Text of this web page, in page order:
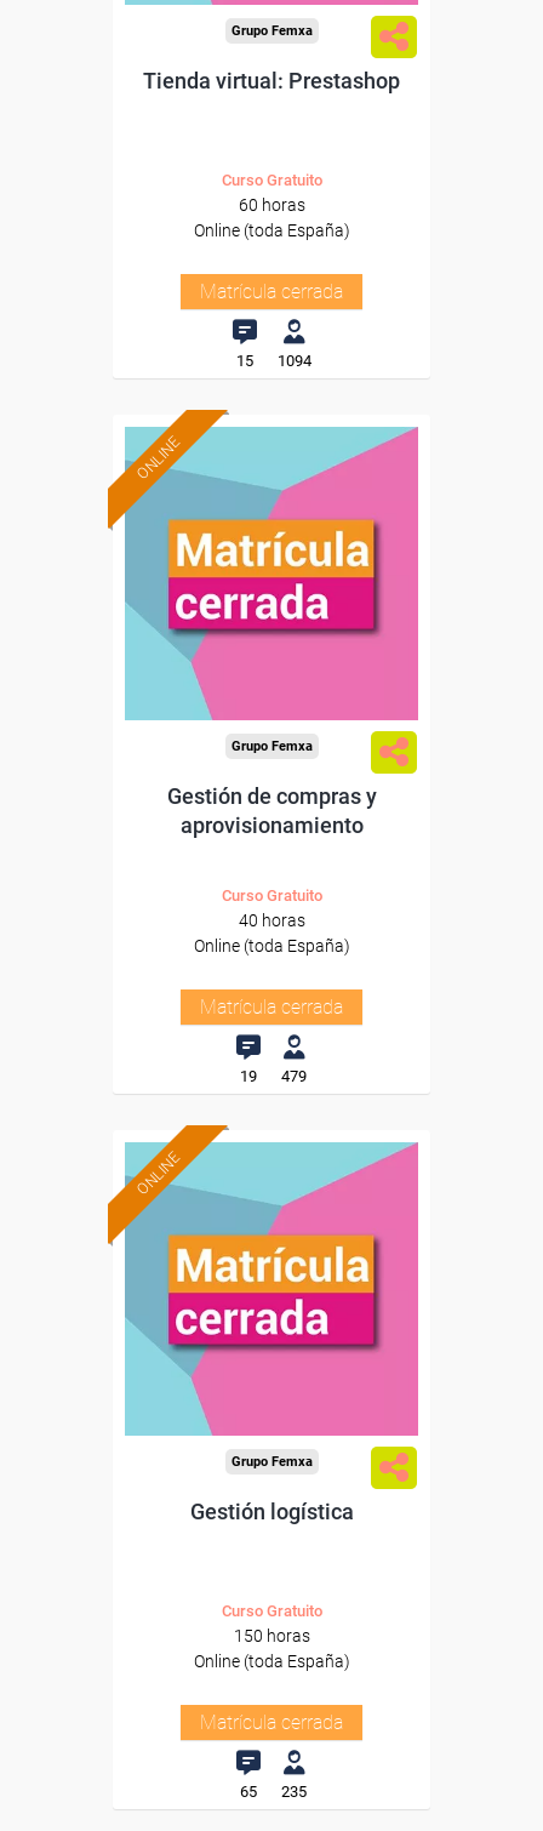
Grupo Femxa
Tienda virtual: Prestashop
Curso Gratuito
60 horas
Online (toda España)
Matrícula cerrada
15 1094
ONLINE
Grupo Femxa
Gestión de compras y
aprovisionamiento
Curso Gratuito
40 horas
Online (toda España)
Matrícula cerrada
19 479
ONLINE
Grupo Femxa
Gestión logística
Curso Gratuito
150 horas
Online (toda España)
Matrícula cerrada
65 235